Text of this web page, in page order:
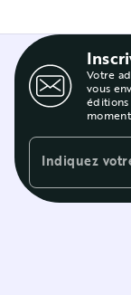
Votre
vous
éditions
Indiquez